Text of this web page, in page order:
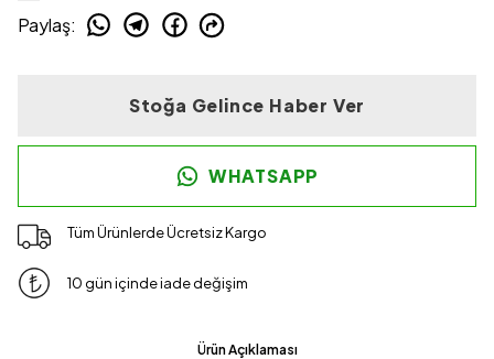
Paylaş:
Stoğa Gelince Haber Ver
WHATSAPP
Tüm Ürünlerde Ücretsiz Kargo
10 gün içinde iade değişim
Ürün Açıklaması